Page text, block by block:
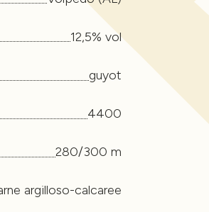
12,5% vol
guyot
4400
280/300 m
argilloso-calcaree